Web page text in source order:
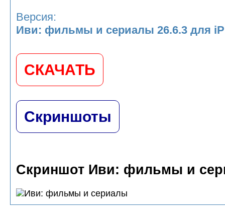
Версия:
Иви: фильмы и сериалы 26.6.3 для
СКАЧАТЬ
Скриншоты
Скриншот Иви: фильмы и